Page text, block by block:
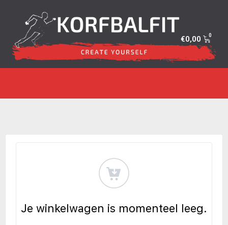
€0,00
Je winkelwagen is momenteel leeg.